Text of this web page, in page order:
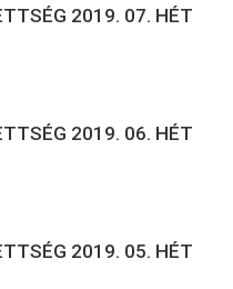
2019. 07. HÉT
2019. 06. HÉT
2019. 05. HÉT